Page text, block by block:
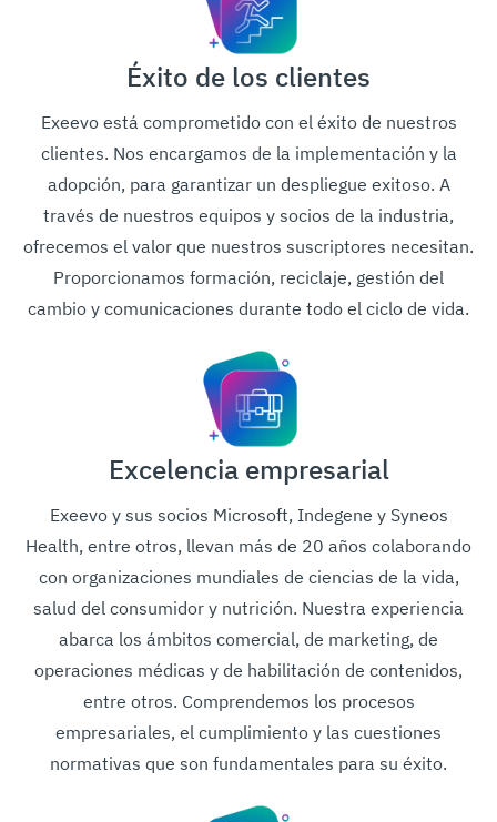
Éxito de los clientes
Exeevo está comprometido con el éxito de nuestros
clientes. Nos encargamos de la implementación y la
adopción, para garantizar un despliegue exitoso. A
través de nuestros equipos y socios de la industria,
ofrecemos el valor que nuestros suscriptores necesitan.
Proporcionamos formación, reciclaje, gestión del
cambio y comunicaciones durante todo el ciclo de vida.
Excelencia empresarial
Exeevo y sus socios Microsoft, Indegene y Syneos
Health, entre otros, llevan más de 20 años colaborando
con organizaciones mundiales de ciencias de la vida,
salud del consumidor y nutrición. Nuestra experiencia
abarca los ámbitos comercial, de marketing, de
operaciones médicas y de habilitación de contenidos,
entre otros. Comprendemos los procesos
empresariales, el cumplimiento y las cuestiones
normativas que son fundamentales para su éxito.